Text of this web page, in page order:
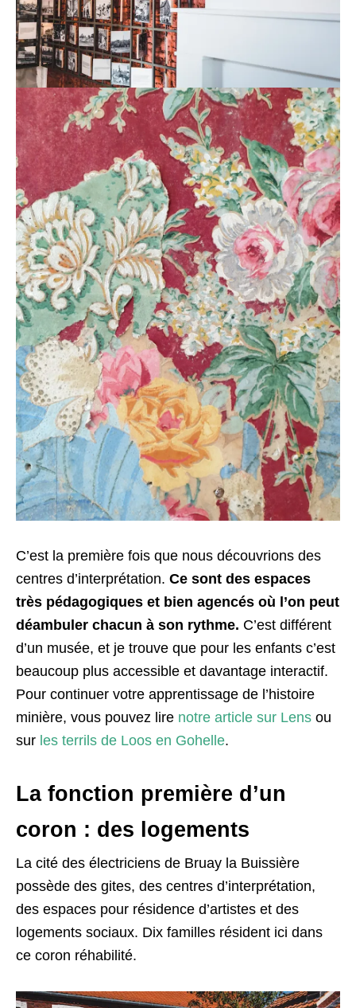
C’est la première fois que nous découvrions des
centres d’interprétation. Ce sont des espaces
très pédagogiques et bien agencés où l’on peut
déambuler chacun à son rythme. C’est différent
d’un musée, et je trouve que pour les enfants c’est
beaucoup plus accessible et davantage interactif.
Pour continuer votre apprentissage de l’histoire
minière, vous pouvez lire notre article sur Lens ou
sur les terrils de Loos en Gohelle.
La fonction première d’un
coron : des logements
La cité des électriciens de Bruay la Buissière
possède des gites, des centres d’interprétation,
des espaces pour résidence d’artistes et des
logements sociaux. Dix familles résident ici dans
ce coron réhabilité.